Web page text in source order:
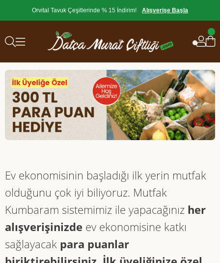
Orvital Tavuk Çeşitlerinde % 15 İndirim! Alışverişe Başla
Ev ekonomisinin başladığı ilk yerin mutfak
olduğunu çok iyi biliyoruz. Mutfak
Kumbaram sistemimiz ile yapacağınız her
alışverişinizde ev ekonomisine katkı
sağlayacak para puanlar